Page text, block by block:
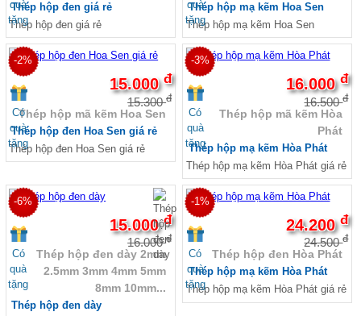
quà
tặng
Thép hộp đen giá rẻ
Thép hộp đen giá rẻ
quà
tặng
Thép hộp mạ kẽm Hoa Sen
Thép hộp mạ kẽm Hoa Sen
-2%
Có
quà
tặng
15.000đ
15.300đ
Thép hộp mã kẽm Hoa Sen
Thép hộp đen Hoa Sen giá rẻ
Thép hộp đen Hoa Sen giá rẻ
-3%
Có
quà
tặng
16.000đ
16.500đ
Thép hộp mã kẽm Hòa
Phát
Thép hộp mạ kẽm Hòa Phát
Thép hộp mạ kẽm Hòa Phát giá rẻ
-6%
Có
quà
tặng
15.000đ
16.000đ
Thép hộp đen dày 2mm
2.5mm 3mm 4mm 5mm
8mm 10mm...
Thép hộp đen dày
-1%
Có
quà
tặng
24.200đ
24.500đ
Thép hộp đen Hòa Phát
Thép hộp mạ kẽm Hòa Phát
Thép hộp mạ kẽm Hòa Phát giá rẻ